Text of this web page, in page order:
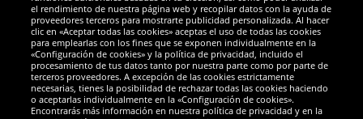
Galardones
el rendimiento de nuestra página web y recopilar datos con la ayuda de
proveedores terceros para mostrarte publicidad personalizada. Al hacer
clic en «Aceptar todas las cookies» aceptas el uso de todas las cookies
para emplearlas con los fines que se exponen individualmente en la
«Configuración de cookies» y la política de privacidad, incluido el
procesamiento de tus datos tanto por nuestra parte como por parte de
terceros proveedores. A excepción de las cookies estrictamente
necesarias, tienes la posibilidad de rechazar todas las cookies haciendo
o aceptarlas individualmente en la «Configuración de cookies».
Encontrarás más información en nuestra política de privacidad y en la